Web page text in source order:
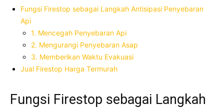
Fungsi Firestop sebagai Langkah Antisipasi Penyebaran
Api
1. Mencegah Penyebaran Api
2. Mengurangi Penyebaran Asap
3. Memberikan Waktu Evakuasi
Jual Firestop Harga Termurah
Fungsi Firestop sebagai Langkah